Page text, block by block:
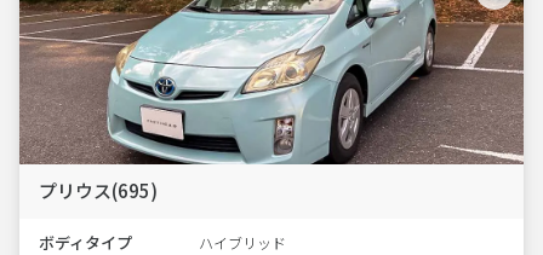
プリウス(695)
ボディタイプ ハイブリッド